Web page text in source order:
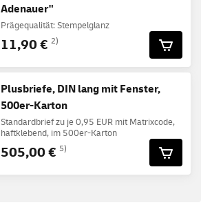
Adenauer"
Prägequalität: Stempelglanz
11,90 € 2)
Plusbriefe, DIN lang mit Fenster,
500er-Karton
Standardbrief zu je 0,95 EUR mit Matrixcode,
haftklebend, im 500er-Karton
505,00 € 5)